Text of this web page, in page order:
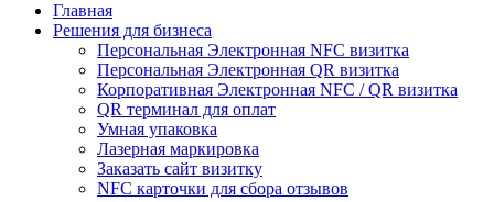
Главная
Решения для бизнеса
Персональная Электронная NFC визитка
Персональная Электронная QR визитка
Корпоративная Электронная NFC / QR визитка
QR терминал для оплат
Умная упаковка
Лазерная маркировка
Заказать сайт визитку
NFC карточки для сбора отзывов